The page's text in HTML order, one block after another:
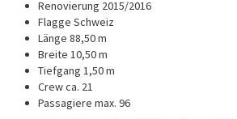
Renovierung 2015/2016
Flagge Schweiz
Länge 88,50 m
Breite 10,50 m
Tiefgang 1,50 m
Crew ca. 21
Passagiere max. 96